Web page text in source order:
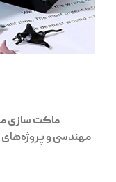
ماکت سازی
مهندسی و